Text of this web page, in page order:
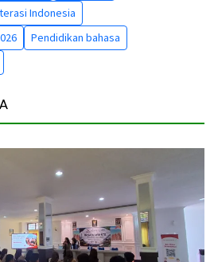
Indonesia
Pendidikan bahasa